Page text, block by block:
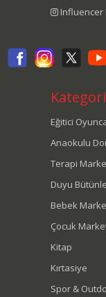
Influencer
Eğitici
Anaokulu
Terapi
Duyu
Bebek
Çocuk
Kitap
Kırtasiye
Spor &